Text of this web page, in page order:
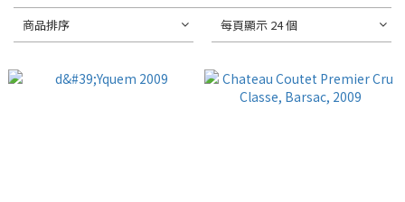
商品排序 每頁顯示 24 個